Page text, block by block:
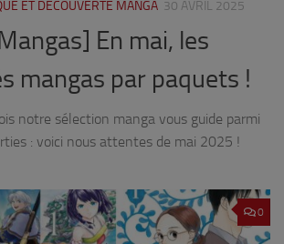
ET DÉCOUVERTE MANGA 30 AVRIL 2025
En mai, les
mangas par paquets !
notre sélection manga vous guide parmi
: voici nous attentes de mai 2025 !
0